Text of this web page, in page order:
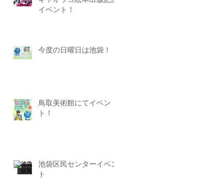
イベント！
今度の日曜日は池袋！
鳥取美術館にてイベン
ト！
池袋区民センターイベン
ト